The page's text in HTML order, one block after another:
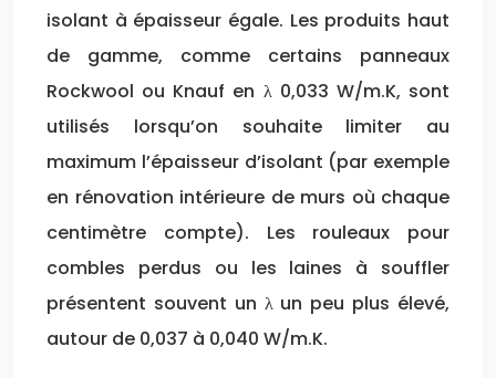
isolant à épaisseur égale. Les produits haut
de gamme, comme certains panneaux
Rockwool ou Knauf en λ 0,033 W/m.K, sont
utilisés lorsqu’on souhaite limiter au
maximum l’épaisseur d’isolant (par exemple
en rénovation intérieure de murs où chaque
centimètre compte). Les rouleaux pour
combles perdus ou les laines à souffler
présentent souvent un λ un peu plus élevé,
autour de 0,037 à 0,040 W/m.K.